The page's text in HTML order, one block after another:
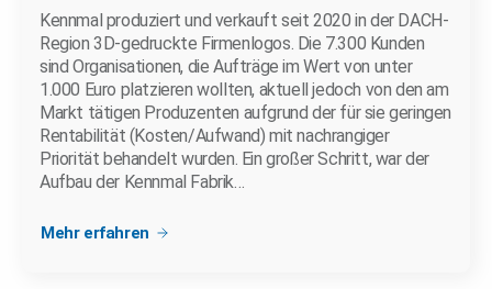
Kennmal produziert und verkauft seit 2020 in der DACH-
Region 3D-gedruckte Firmenlogos. Die 7.300 Kunden
sind Organisationen, die Aufträge im Wert von unter
1.000 Euro platzieren wollten, aktuell jedoch von den am
Markt tätigen Produzenten aufgrund der für sie geringen
Rentabilität (Kosten/Aufwand) mit nachrangiger
Priorität behandelt wurden. Ein großer Schritt, war der
Aufbau der Kennmal Fabrik…
Mehr erfahren